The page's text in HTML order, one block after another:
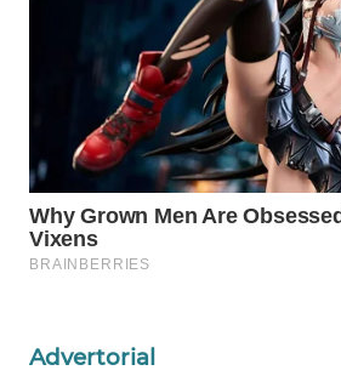
Advertorial
WAHANA
SELEB
WAHANA
PERSONA